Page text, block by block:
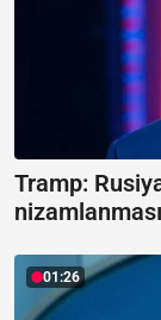
Tramp:
01:26